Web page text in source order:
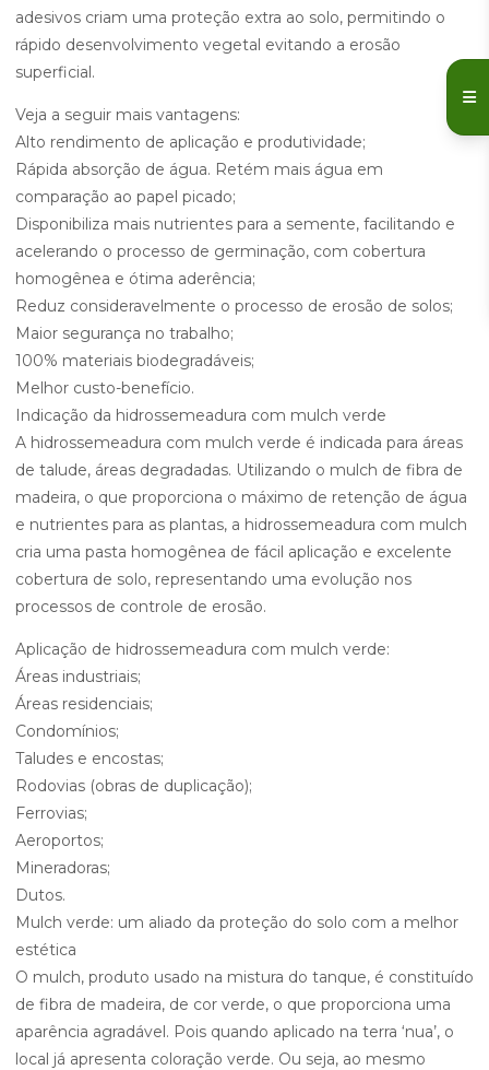
adesivos criam uma proteção extra ao solo, permitindo o
rápido desenvolvimento vegetal evitando a erosão
superficial.
Veja a seguir mais vantagens:
Alto rendimento de aplicação e produtividade;
Rápida absorção de água. Retém mais água em
comparação ao papel picado;
Disponibiliza mais nutrientes para a semente, facilitando e
acelerando o processo de germinação, com cobertura
homogênea e ótima aderência;
Reduz consideravelmente o processo de erosão de solos;
Maior segurança no trabalho;
100% materiais biodegradáveis;
Melhor custo-benefício.
Indicação da hidrossemeadura com mulch verde
A hidrossemeadura com mulch verde é indicada para áreas
de talude, áreas degradadas. Utilizando o mulch de fibra de
madeira, o que proporciona o máximo de retenção de água
e nutrientes para as plantas, a hidrossemeadura com mulch
cria uma pasta homogênea de fácil aplicação e excelente
cobertura de solo, representando uma evolução nos
processos de controle de erosão.
Aplicação de hidrossemeadura com mulch verde:
Áreas industriais;
Áreas residenciais;
Condomínios;
Taludes e encostas;
Rodovias (obras de duplicação);
Ferrovias;
Aeroportos;
Mineradoras;
Dutos.
Mulch verde: um aliado da proteção do solo com a melhor
estética
O mulch, produto usado na mistura do tanque, é constituído
de fibra de madeira, de cor verde, o que proporciona uma
aparência agradável. Pois quando aplicado na terra ‘nua’, o
local já apresenta coloração verde. Ou seja, ao mesmo